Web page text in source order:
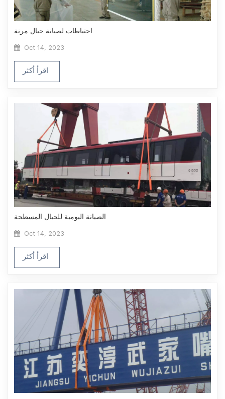
احتياطات لصيانة حبال مرنة
Oct 14, 2023
اقرأ أكثر
الصيانة اليومية للحبال المسطحة
Oct 14, 2023
اقرأ أكثر